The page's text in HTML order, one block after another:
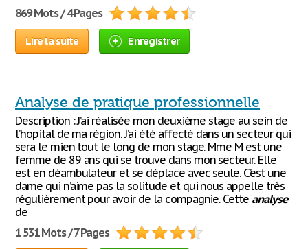
869 Mots / 4 Pages
Lire la suite Enregistrer
Analyse de pratique professionnelle
Description : J’ai réalisée mon deuxième stage au sein de
l’hopital de ma région. J’ai été affecté dans un secteur qui
sera le mien tout le long de mon stage. Mme M est une
femme de 89 ans qui se trouve dans mon secteur. Elle
est en déambulateur et se déplace avec seule. C’est une
dame qui n’aime pas la solitude et qui nous appelle très
régulièrement pour avoir de la compagnie. Cette analyse
de
1 531 Mots / 7 Pages